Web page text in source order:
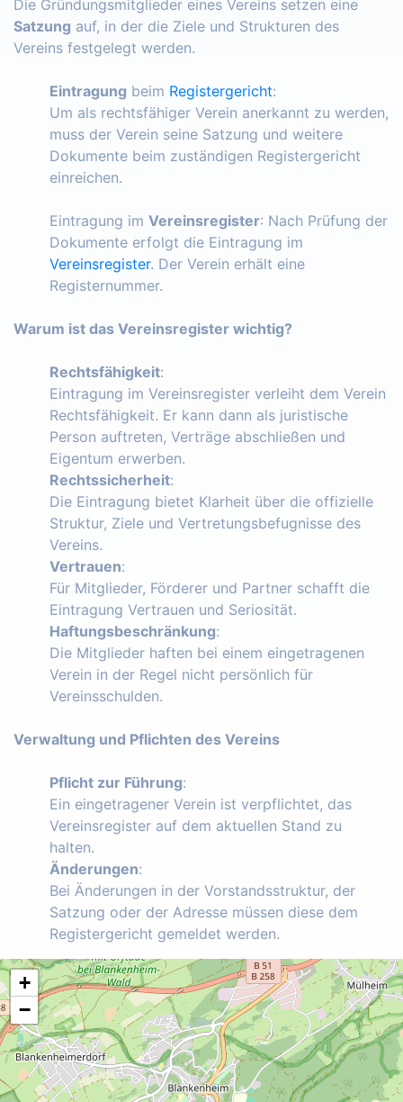
Die Gründungsmitglieder eines Vereins setzen eine
Satzung auf, in der die Ziele und Strukturen des
Vereins festgelegt werden.
Eintragung beim Registergericht:
Um als rechtsfähiger Verein anerkannt zu werden,
muss der Verein seine Satzung und weitere
Dokumente beim zuständigen Registergericht
einreichen.
Eintragung im Vereinsregister: Nach Prüfung der
Dokumente erfolgt die Eintragung im
Vereinsregister. Der Verein erhält eine
Registernummer.
Warum ist das Vereinsregister wichtig?
Rechtsfähigkeit:
Eintragung im Vereinsregister verleiht dem Verein
Rechtsfähigkeit. Er kann dann als juristische
Person auftreten, Verträge abschließen und
Eigentum erwerben.
Rechtssicherheit:
Die Eintragung bietet Klarheit über die offizielle
Struktur, Ziele und Vertretungsbefugnisse des
Vereins.
Vertrauen:
Für Mitglieder, Förderer und Partner schafft die
Eintragung Vertrauen und Seriosität.
Haftungsbeschränkung:
Die Mitglieder haften bei einem eingetragenen
Verein in der Regel nicht persönlich für
Vereinsschulden.
Verwaltung und Pflichten des Vereins
Pflicht zur Führung:
Ein eingetragener Verein ist verpflichtet, das
Vereinsregister auf dem aktuellen Stand zu
halten.
Änderungen:
Bei Änderungen in der Vorstandsstruktur, der
Satzung oder der Adresse müssen diese dem
Registergericht gemeldet werden.
+
−